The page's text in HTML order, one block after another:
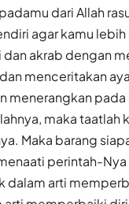
dari Allah
agar kamu
akrab dengan
menceritakan
menerangkan
maka taatlah
Maka barang
perintah-
dalam arti